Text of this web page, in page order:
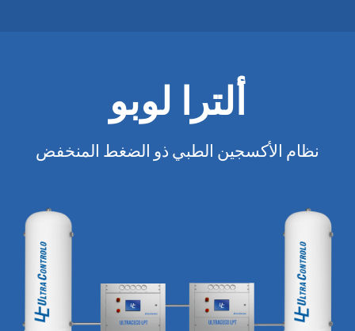
ألترا لوبو
نظام الأكسجين الطبي ذو الضغط المنخفض